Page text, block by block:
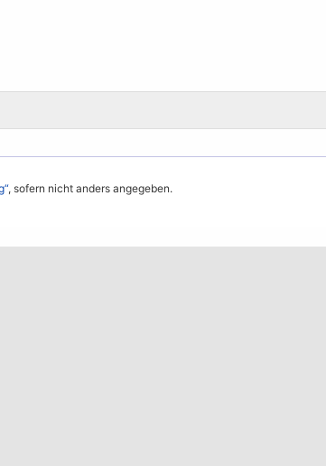
, sofern nicht anders angegeben.